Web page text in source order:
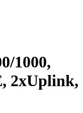
1000,
2xUplink,